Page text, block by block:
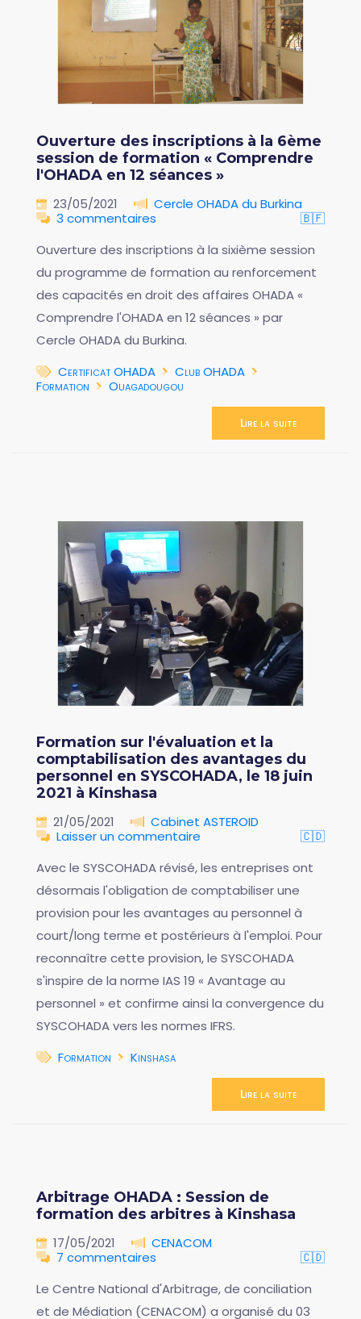
Ouverture des inscriptions à la 6ème
session de formation « Comprendre
l'OHADA en 12 séances »
23/05/2021
Cercle OHADA du Burkina
3 commentaires
🇧🇫
Ouverture des inscriptions à la sixième session
du programme de formation au renforcement
des capacités en droit des affaires OHADA «
Comprendre l'OHADA en 12 séances » par
Cercle OHADA du Burkina.
Certificat OHADA
Club OHADA
Formation
Ouagadougou
Lire la suite
Formation sur l'évaluation et la
comptabilisation des avantages du
personnel en SYSCOHADA, le 18 juin
2021 à Kinshasa
21/05/2021
Cabinet ASTEROID
Laisser un commentaire
🇨🇩
Avec le SYSCOHADA révisé, les entreprises ont
désormais l'obligation de comptabiliser une
provision pour les avantages au personnel à
court/long terme et postérieurs à l'emploi. Pour
reconnaître cette provision, le SYSCOHADA
s'inspire de la norme IAS 19 « Avantage au
personnel » et confirme ainsi la convergence du
SYSCOHADA vers les normes IFRS.
Formation
Kinshasa
Lire la suite
Arbitrage OHADA : Session de
formation des arbitres à Kinshasa
17/05/2021
CENACOM
7 commentaires
🇨🇩
Le Centre National d'Arbitrage, de conciliation
et de Médiation (CENACOM) a organisé du 03